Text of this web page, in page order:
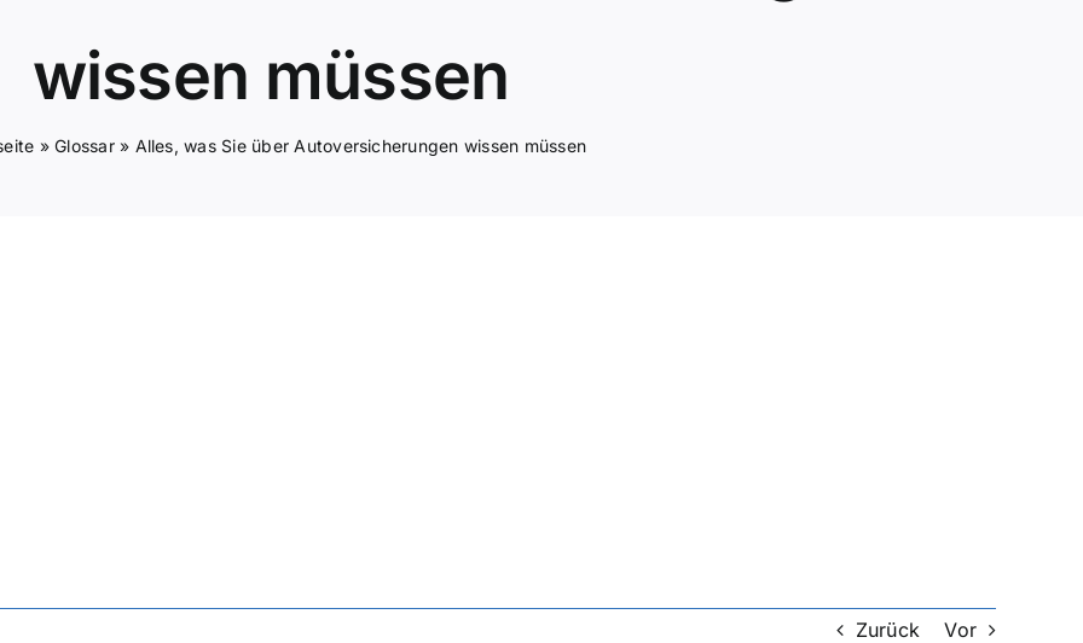
wissen müssen
»Glossar» Alles, was Sie über Autoversicherungen wissen müssen
Zurück Vor